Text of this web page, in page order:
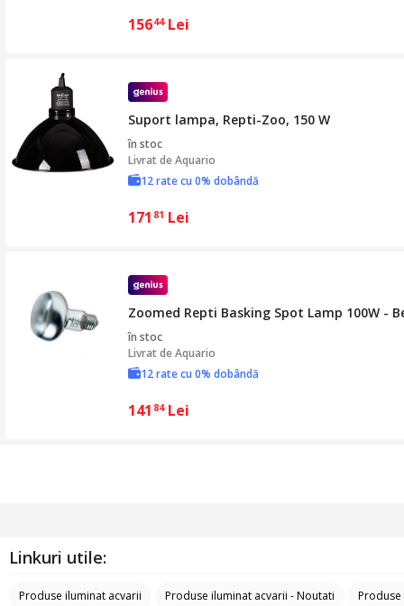
15644 Lei
Suport lampa, Repti-Zoo, 150 W
în stoc
Livrat deAquario
12 rate cu 0% dobândă
171 81 Lei
Zoomed Repti Basking Spot Lamp 100W -
în stoc
Livrat deAquario
12 rate cu 0% dobândă
141 84 Lei
Linkuri utile:
Produse iluminat acvarii Produse iluminat acvarii - Noutati Produse